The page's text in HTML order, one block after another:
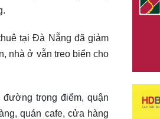
tại Đà Nẵng đã giảm
nhà ở vẫn treo biển cho
trọng điểm, quận
quán cafe, cửa hàng